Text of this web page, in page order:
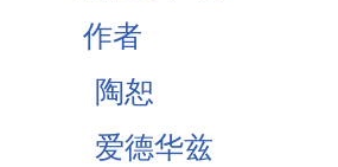
作者
陶恕
爱德华兹